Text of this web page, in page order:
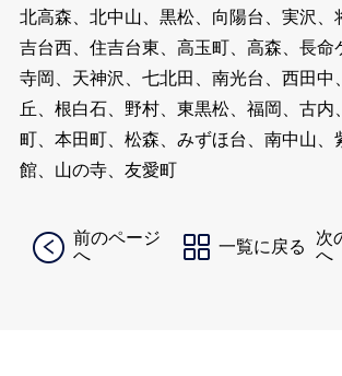
北高森、北中山、黒松、向陽台、実沢、
吉台西、住吉台東、高玉町、高森、長命
寺岡、天神沢、七北田、南光台、西田中
丘、根白石、野村、東黒松、福岡、古内
町、本田町、松森、みずほ台、南中山、
館、山の寺、友愛町
前のページ
へ
一覧に戻る
次
へ